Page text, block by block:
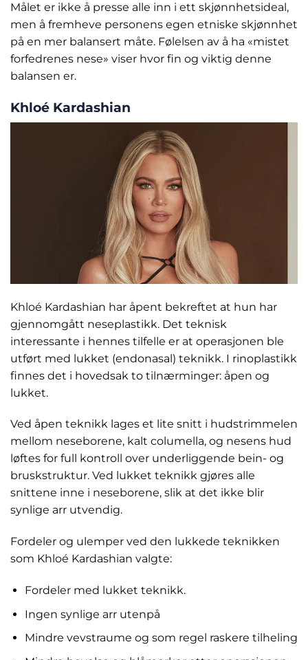
Målet er ikke å presse alle inn i ett skjønnhetsideal,
men å fremheve personens egen etniske skjønnhet
på en mer balansert måte. Følelsen av å ha «mistet
forfedrenes nese» viser hvor fin og viktig denne
balansen er.
Khloé Kardashian
Khloé Kardashian har åpent bekreftet at hun har
gjennomgått neseplastikk. Det teknisk
interessante i hennes tilfelle er at operasjonen ble
utført med lukket (endonasal) teknikk. I rinoplastikk
finnes det i hovedsak to tilnærminger: åpen og
lukket.
Ved åpen teknikk lages et lite snitt i hudstrimmelen
mellom neseborene, kalt columella, og nesens hud
løftes for full kontroll over underliggende bein- og
bruskstruktur. Ved lukket teknikk gjøres alle
snittene inne i neseborene, slik at det ikke blir
synlige arr utvendig.
Fordeler og ulemper ved den lukkede teknikken
som Khloé Kardashian valgte:
Fordeler med lukket teknikk.
Ingen synlige arr utenpå
Mindre vevstraume og som regel raskere tilheling